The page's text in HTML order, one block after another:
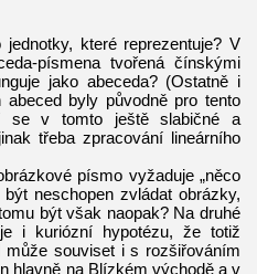
které reprezentuje? V
písmena tvořená čínskými
jako abeceda? (Ostatně i
byly původně pro tento
se v tomto ještě slabičné a
třeba zpracování lineárního
písmo vyžaduje „něco
neschopen zvládat obrázky,
být však naopak? Na druhé
i kuriózní hypotézu, že totiž
může souviset i s rozšiřováním
hlavně na Blízkém východě a v